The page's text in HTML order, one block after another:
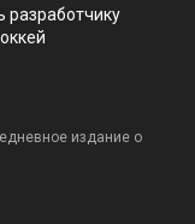
разработчику
издание о